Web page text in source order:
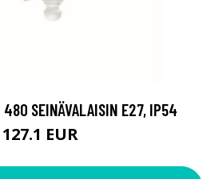
480 SEINÄVALAISIN E27, IP54
127.1 EUR